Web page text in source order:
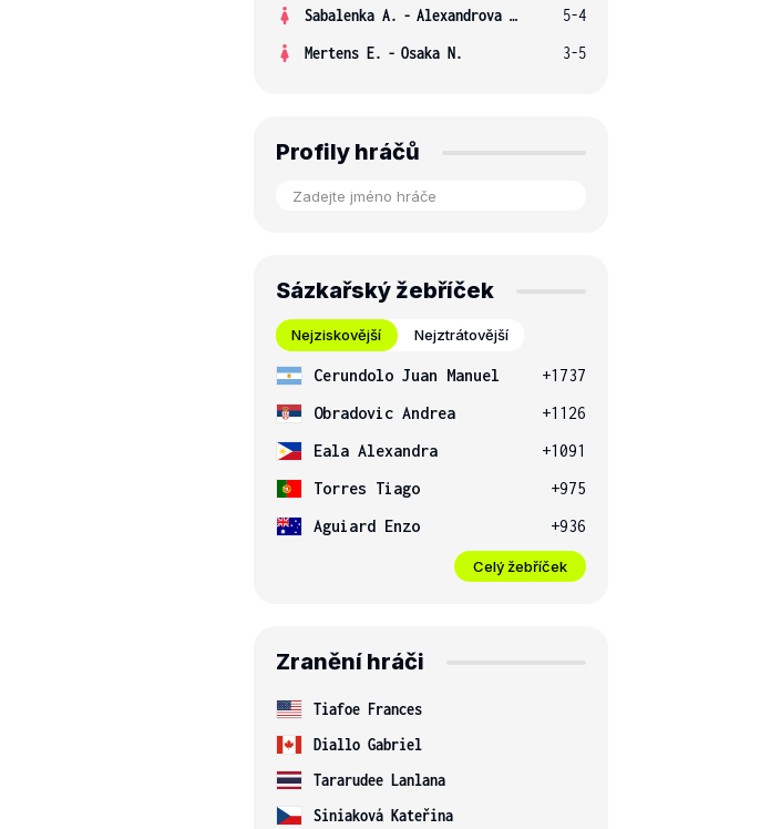
Sabalenka A. - Alexandrova E.
5-4
Mertens E. - Osaka N. 3-5
Profily hráčů
Sázkařský žebříček
Nejziskovější Nejztrátovější
Cerundolo Juan Manuel
+1737
Obradovic Andrea
+1126
Eala Alexandra
+1091
Torres Tiago
+975
Aguiard Enzo
+936
Celý žebříček
Zranění hráči
Tiafoe Frances
Diallo Gabriel
Tararudee Lanlana
Siniaková Kateřina